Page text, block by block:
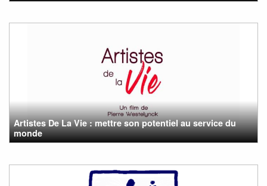
Artistes De La Vie : mettre son potentiel au service du
monde